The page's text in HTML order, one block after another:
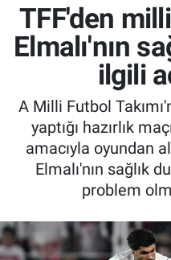
TFF'den
Elmalı'nın
ilgili
A Milli Futbol
yaptığı hazırlık
amacıyla oyundan
Elmalı'nın sağlık
problem